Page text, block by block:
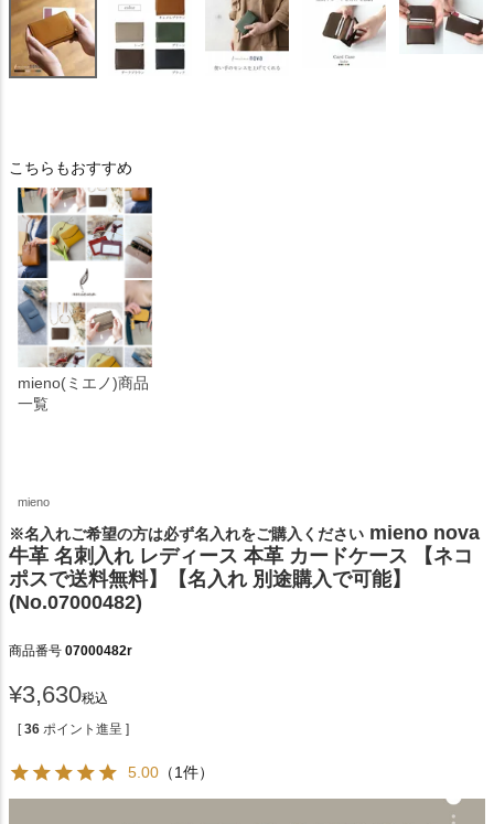
こちらもおすすめ
mieno(ミエノ)商品
一覧
mieno
※名入れご希望の方は必ず名入れをご購入ください mieno nova
牛革 名刺入れ レディース 本革 カードケース 【ネコ
ポスで送料無料】【名入れ 別途購入で可能】
(No.07000482)
商品番号 07000482r
¥3,630税込
[ 36 ポイント進呈 ]
5.00 （1件）